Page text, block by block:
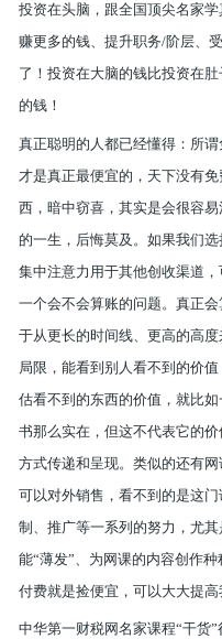
投资在头脑，跟全国顶尖名家
赚更多的钱、提升职务/阶层、
了！ 投资在大脑的钱比投资在
的钱！
真正聪明的人都已经懂得：所
才是真正最便宜的，天下没有
西，暗中窃喜，其实是会很容
的一生，后悔莫及。 如果我们选
集中注意力用于其他创收渠道
一个会不会算账的问题。真正
于从更长的时间线、更高的高
局限，能看到别人看不到的价
估看不到的东西的价值，就比
书那么实在，但这不代表它的
方式传递和呈现。类似的还有
可以对外销售，看不到的是这
制、推广等一系列的努力，尤
能“薄发”、为网课的内容创作
付费就是捡便宜，可以大大提
中华第一财税网名家课程“干货